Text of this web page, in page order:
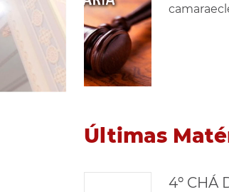
Últimas
4º CHÁ